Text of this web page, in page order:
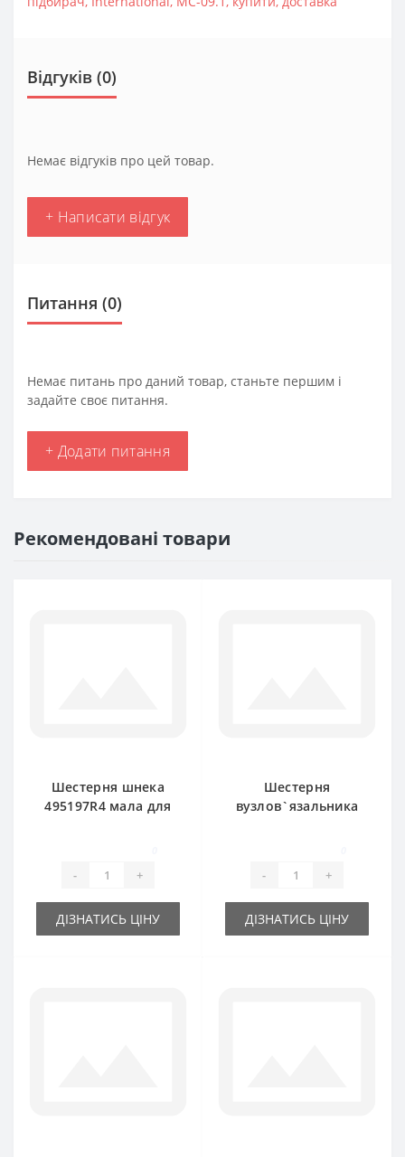
Відгуків (0)
Немає відгуків про цей товар.
+ Написати відгук
Питання (0)
Немає питань про даний товар, станьте першим і
задайте своє питання.
+ Додати питання
Рекомендовані товари
Шестерня шнека
495197R4 мала для
- +
ДІЗНАТИСЬ ЦІНУ
Шестерня
вузлов`язальника
- +
ДІЗНАТИСЬ ЦІНУ